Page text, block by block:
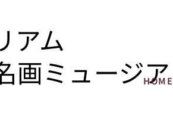
アム
画ミュージア
HOME